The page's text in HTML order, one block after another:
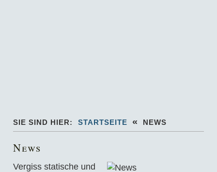
SIE SIND HIER: STARTSEITE « NEWS
News
Vergiss statische und